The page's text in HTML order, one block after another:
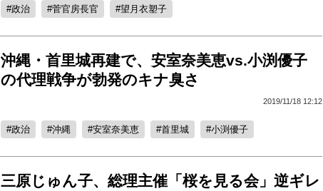
政治 菅官房長官 望月衣塑子
沖縄・首里城再建で、安室奈美恵vs.小渕優子
の代理戦争が勃発のキナ臭さ
2019/11/18 12:12
政治 沖縄 安室奈美恵 首里城 小渕優子
三原じゅん子、総理主催「桜を見る会」逆ギレ